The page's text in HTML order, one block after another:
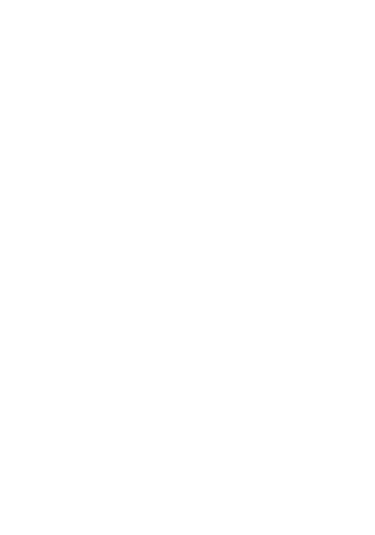
expresión aburrida. Era su oportunidad. Eva se
No recuerdo haberte visto antes, y créeme,